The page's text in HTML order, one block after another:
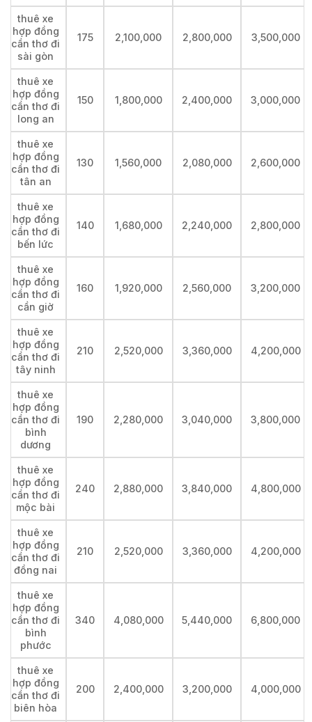
thuê xe
hợp đồng
cần thơ đi
sài gòn
175 2,100,000 2,800,000 3,500,000
thuê xe
hợp đồng
cần thơ đi
long an
150 1,800,000 2,400,000 3,000,000
thuê xe
hợp đồng
cần thơ đi
tân an
130 1,560,000 2,080,000 2,600,000
thuê xe
hợp đồng
cần thơ đi
bến lức
140 1,680,000 2,240,000 2,800,000
thuê xe
hợp đồng
cần thơ đi
cần giờ
160 1,920,000 2,560,000 3,200,000
thuê xe
hợp đồng
cần thơ đi
tây ninh
210 2,520,000 3,360,000 4,200,000
thuê xe
hợp đồng
cần thơ đi
bình
dương
190 2,280,000 3,040,000 3,800,000
thuê xe
hợp đồng
cần thơ đi
mộc bài
240 2,880,000 3,840,000 4,800,000
thuê xe
hợp đồng
cần thơ đi
đồng nai
210 2,520,000 3,360,000 4,200,000
thuê xe
hợp đồng
cần thơ đi
bình
phước
340 4,080,000 5,440,000 6,800,000
thuê xe
hợp đồng
cần thơ đi
biên hòa
200 2,400,000 3,200,000 4,000,000